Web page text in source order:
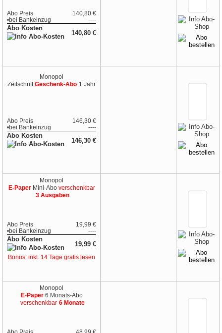
Abo Preis
140,80 €
•bei Bankeinzug ----
Abo Kosten
140,80 €
Monopol
Zeitschrift Geschenk-Abo 1 Jahr
Abo Preis
146,30 €
•bei Bankeinzug ----
Abo Kosten
146,30 €
Monopol
E-Paper Mini-Aboverschenkbar
3 Ausgaben
Abo Preis
19,99 €
•bei Bankeinzug ----
Abo Kosten
19,99 €
Bonus: inkl. 14 Tage gratis lesen
Monopol
E-Paper 6 Monats-Abo
verschenkbar 6 Monate